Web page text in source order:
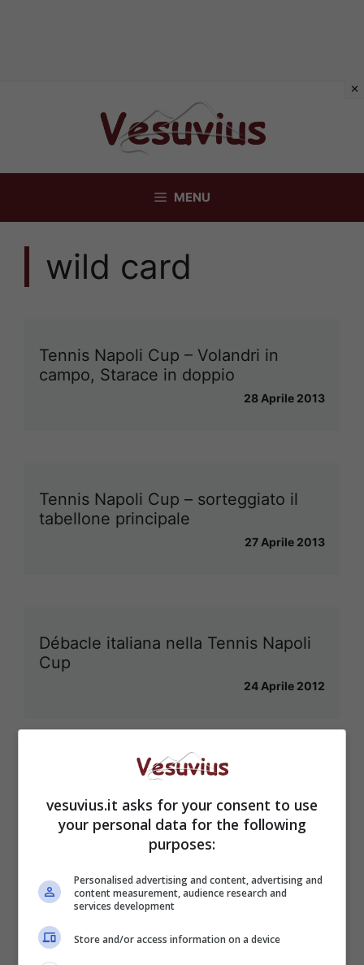
MENU
wild card
Tennis Napoli Cup – Volandri in
campo, Starace in doppio
28 Aprile 2013
Tennis Napoli Cup – sorteggiato il
tabellone principale
27 Aprile 2013
Débacle italiana nella Tennis Napoli
Cup
24 Aprile 2012
Internazionali Napoli: un altro italiano
nel tabellone principale
23 Aprile 2012
Tennis Napoli Cup – Trofeo Banco di
Napoli al via
vesuvius.it asks for your consent to use
your personal data for the following
purposes:
Personalised advertising and content, advertising and
content measurement, audience research and
services development
Store and/or access information on a device